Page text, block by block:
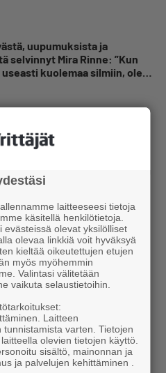
uupumuksista ja
selvinnyt Mira Rinne: ”Kun
kuolemaa silmiin, olen
työntekijä joutuu
yli 300 kilometriä
kampauksia oluen äärellä –
poikivat yrittäjälle
”villisian
– ”Rajoitusten
jäädä vain yksittäisen
laitteeseesi tietoja
käsitellä henkilötietoja.
evästeissä olevat yksilölliset
olevaa linkkiä voit hyväksyä
kieltää oikeutettujen etujen
myös myöhemmin
Valintasi välitetään
vaikuta selaustietoihin.
Laitteen
varten. Tietojen
olevien tietojen käyttö.
sisältö, mainonnan ja
ja palvelujen kehittäminen .